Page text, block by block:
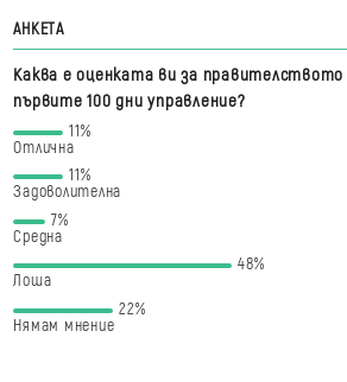
АНКЕТА
Каква е оценката ви за правителството
първите 100 дни управление?
11%
Отлична
11%
Задоволителна
7%
Средна
48%
Лоша
22%
Нямам мнение